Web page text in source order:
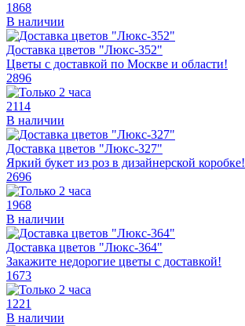
1868
В наличии
Доставка цветов "Люкс-352"
Цветы с доставкой по Москве и области!
2896
2114
В наличии
Доставка цветов "Люкс-327"
Яркий букет из роз в дизайнерской коробке!
2696
1968
В наличии
Доставка цветов "Люкс-364"
Закажите недорогие цветы с доставкой!
1673
1221
В наличии